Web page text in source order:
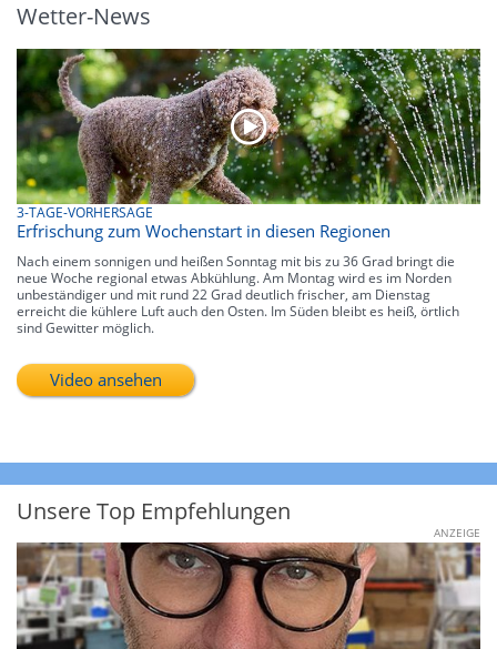
Wetter-News
3-TAGE-VORHERSAGE
Erfrischung zum Wochenstart in diesen Regionen
Nach einem sonnigen und heißen Sonntag mit bis zu 36 Grad bringt die
neue Woche regional etwas Abkühlung. Am Montag wird es im Norden
unbeständiger und mit rund 22 Grad deutlich frischer, am Dienstag
erreicht die kühlere Luft auch den Osten. Im Süden bleibt es heiß, örtlich
sind Gewitter möglich.
Video ansehen
Unsere Top Empfehlungen
ANZEIGE